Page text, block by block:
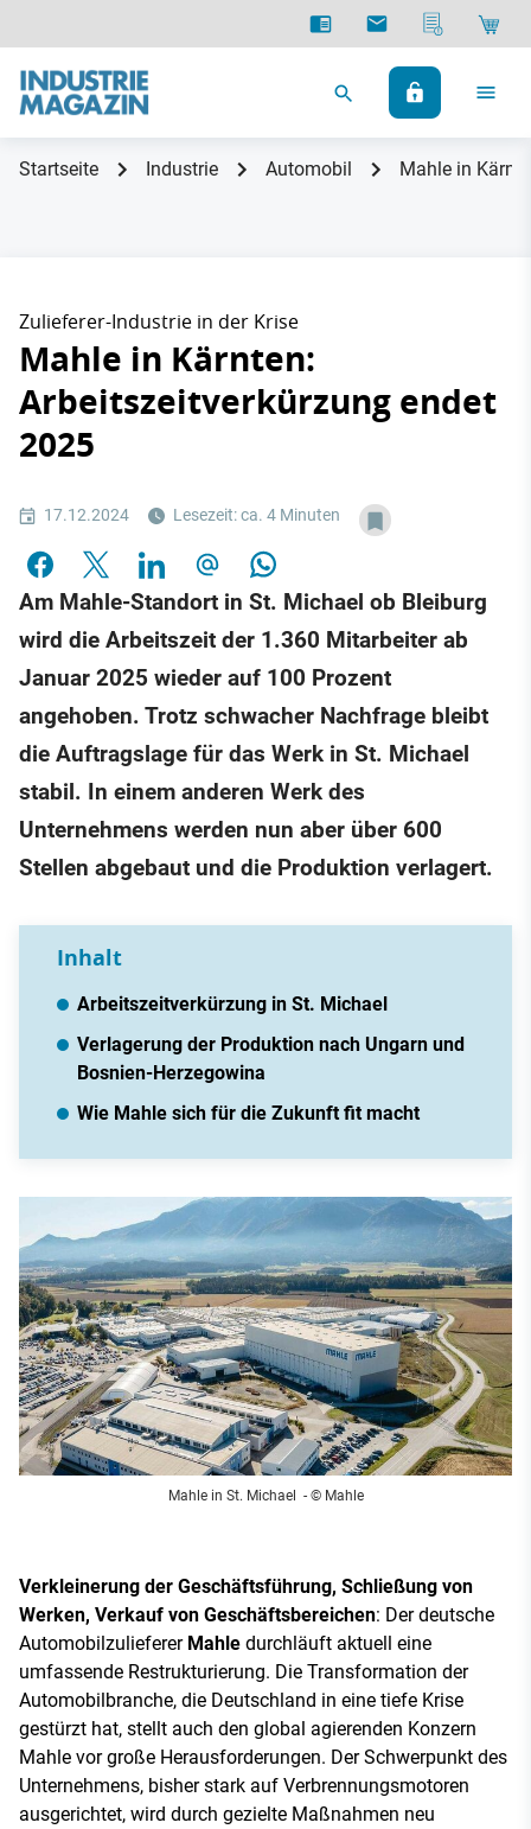
Startseite Industrie Automobil Mahle in
Zulieferer-Industrie in der Krise
Mahle in Kärnten:
Arbeitszeitverkürzung endet
2025
17.12.2024 Lesezeit: ca. 4 Minuten
Am Mahle-Standort in St. Michael ob Bleiburg
wird die Arbeitszeit der 1.360 Mitarbeiter ab
Januar 2025 wieder auf 100 Prozent
angehoben. Trotz schwacher Nachfrage bleibt
die Auftragslage für das Werk in St. Michael
stabil. In einem anderen Werk des
Unternehmens werden nun aber über 600
Stellen abgebaut und die Produktion verlagert.
Inhalt
Arbeitszeitverkürzung in St. Michael
Verlagerung der Produktion nach Ungarn und
Bosnien-Herzegowina
Wie Mahle sich für die Zukunft fit macht
Mahle in St. Michael - © Mahle
Verkleinerung der Geschäftsführung, Schließung von
Werken, Verkauf von Geschäftsbereichen: Der deutsche
Automobilzulieferer Mahle durchläuft aktuell eine
umfassende Restrukturierung. Die Transformation der
Automobilbranche, die Deutschland in eine tiefe Krise
gestürzt hat, stellt auch den global agierenden Konzern
Mahle vor große Herausforderungen. Der Schwerpunkt des
Unternehmens, bisher stark auf Verbrennungsmotoren
ausgerichtet, wird durch gezielte Maßnahmen neu